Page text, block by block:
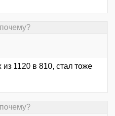
1120 в 810, стал тоже